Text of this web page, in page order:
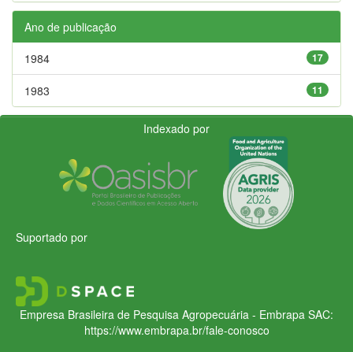
Ano de publicação
17
1984
11
1983
Indexado por
Suportado por
Empresa Brasileira de Pesquisa Agropecuária - Embrapa SAC:
https://www.embrapa.br/fale-conosco